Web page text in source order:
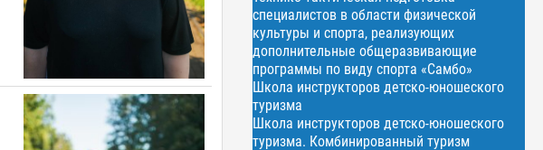
специалистов в области физической
культуры и спорта, реализующих
дополнительные общеразвивающие
программы по виду спорта «Самбо»
Школа инструкторов детско-юношеского
туризма
Школа инструкторов детско-юношеского
туризма. Комбинированный туризм